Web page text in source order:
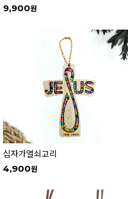
9,900
십자가열쇠고리
4,900